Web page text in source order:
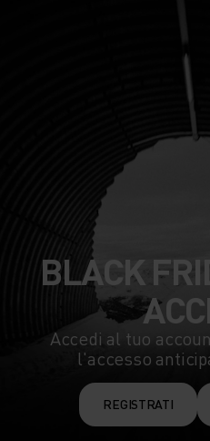
BLACK
Accedi al tuo
l'accesso
REGISTRATI